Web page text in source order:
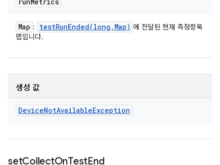
Map : testRunEnded(long , Map) 에 전달된 현재 측정항목
맵입니다.
생성 값
DeviceNotAvailableException
setCollectOnTestEnd